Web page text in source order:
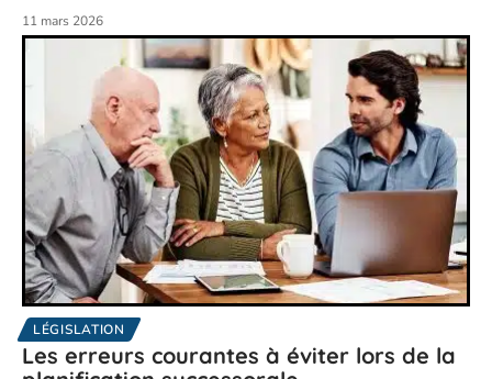
11 mars 2026
LÉGISLATION
Les erreurs courantes à éviter lors de la